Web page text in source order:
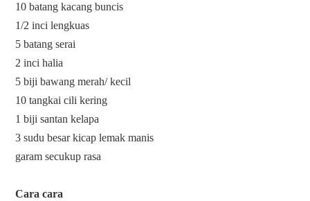
10 batang kacang buncis
1/2 inci lengkuas
5 batang serai
2 inci halia
5 biji bawang merah/ kecil
10 tangkai cili kering
1 biji santan kelapa
3 sudu besar kicap lemak manis
garam secukup rasa
Cara cara